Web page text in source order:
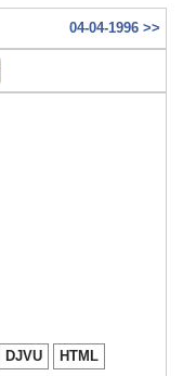
04-04-1996 >>
DJVU HTML